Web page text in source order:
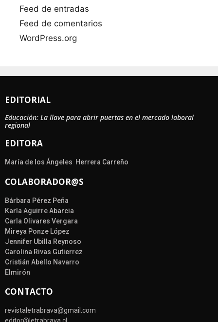
Feed de entradas
Feed de comentarios
WordPress.org
EDITORIAL
Educación: La llave para abrir puertas en el mercado laboral
regional
EDITORA
María de los Ángeles Herrera Carreño
COLABORADOR@S
Bárbara Pérez Peña
Karla Aguirre Abarcia
Carla Olivares Vergara
Mireya Ponze López
Jennifer Ubilla Reynoso
Carolina Rivas Gutierrez
Cristián Abello Navarro
Elmirón
CONTACTO
revistaletrabrava@gmail.com
editor@letrabrava.cl